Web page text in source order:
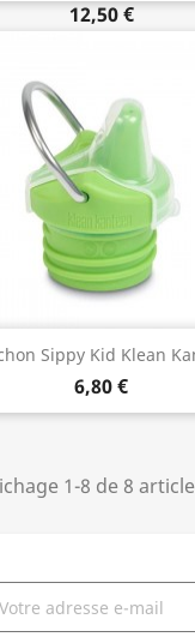
12,50 €
Sippy Kid Klean
6,80 €
Aperçu rapide
1-8 de 8